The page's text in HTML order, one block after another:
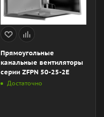
Прямоугольные
канальные вентиляторы
серии ZFPN 50-25-2E
Достаточно